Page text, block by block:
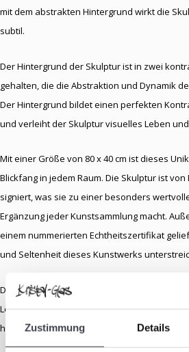
Zustimmung Details
mit dem abstrakten Hintergrund wirkt die
subtil.
Der Hintergrund der Skulptur ist in zwei
gehalten, die die Abstraktion und Dynamik
Der Hintergrund bildet einen perfekten
und verleiht der Skulptur visuelles Leben
Mit einer Größe von 80 x 40 cm ist dieses
Blickfang in jedem Raum. Die Skulptur ist
signiert, was sie zu einer besonders
Ergänzung jeder Kunstsammlung macht.
einem nummerierten Echtheitszertifikat
und Seltenheit dieses Kunstwerks
Diese wunderschöne Unika ist derzeit in der
Leerdam ausgestellt, wo Kunstliebhaber und
haben, die Magie von Valliens Werk in